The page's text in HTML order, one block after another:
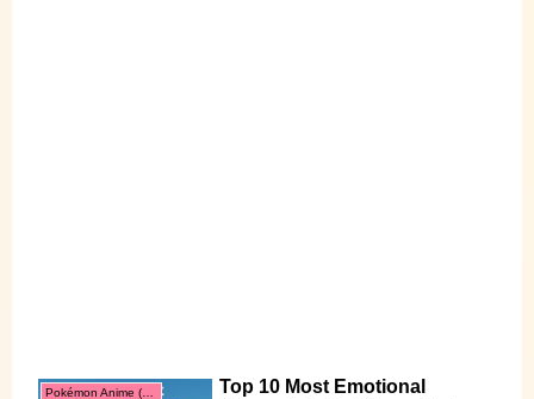
Top 10 Most Emotional